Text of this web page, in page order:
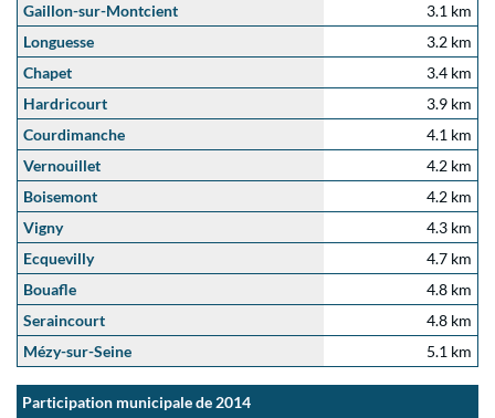
Gaillon-sur-Montcient
3.1 km
Longuesse
3.2 km
Chapet
3.4 km
Hardricourt
3.9 km
Courdimanche
4.1 km
Vernouillet
4.2 km
Boisemont
4.2 km
Vigny
4.3 km
Ecquevilly
4.7 km
Bouafle
4.8 km
Seraincourt
4.8 km
Mézy-sur-Seine
5.1 km
Participation municipale de 2014